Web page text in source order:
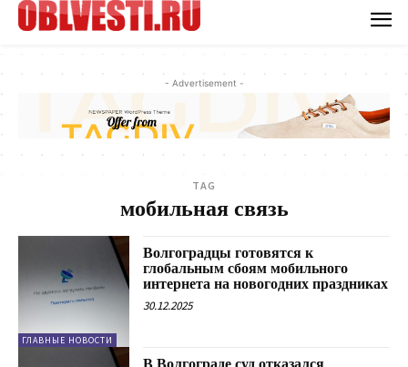
- Advertisement -
TAG
мобильная связь
ГЛАВНЫЕ НОВОСТИ
Волгоградцы готовятся к
глобальным сбоям мобильного
интернета на новогодних праздниках
30.12.2025